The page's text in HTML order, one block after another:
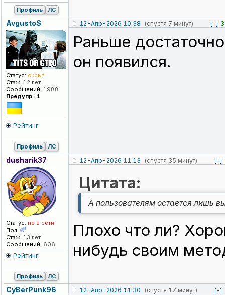
Профиль ЛС
AvgustoS
Статус: скрыт
Стаж: 12 лет
Сообщений: 1988
Предупр.: 1
Рейтинг
12-Апр-2026 10:38 (спустя 7 минут) [-] 3
Раньше
он появился.
Профиль ЛС
dusharik37
Статус: не в сети
Пол:
Стаж: 13 лет
Сообщений: 606
Рейтинг
12-Апр-2026 11:13 (спустя 35 минут) [-]
Цитата:
А пользователям остается лишь
Плохо что ли?
нибудь своим
Профиль ЛС
CyBerPunk96 12-Апр-2026 11:30 (спустя 17 минут) [-]